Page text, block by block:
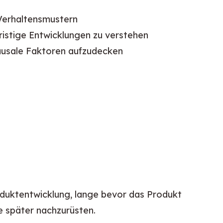
Entwicklungen zu verstehen
Faktoren aufzudecken
lange bevor das Produkt
später nachzurüsten.